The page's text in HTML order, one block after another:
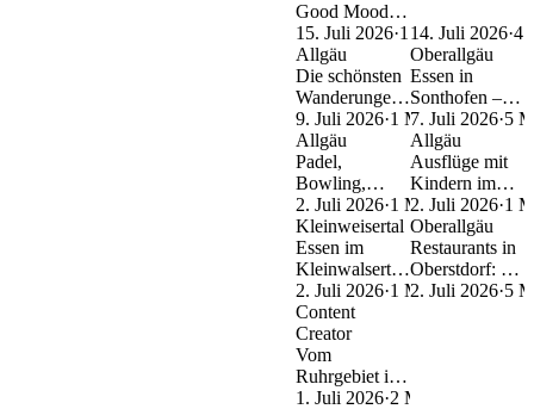
Gipfelglück
mit Bella
Good Mood –
Die besten
Kulinarik-
Spots im
Allgäu mit
Lisa vom
Allgäu
Foodguide
15. Juli 2026·1 Min.
Ziele vom
Bergbaudorf
bis zur
Brennerei
14. Juli 2026·4
Allgäu
Die schönsten
Wanderungen
im Allgäu:
Touren für
jeden
Geschmack
9. Juli 2026·1 Min.
Oberallgäu
Essen in
Sonthofen –
Restaurants,
Biergarten &
Cafés im
Überblick
7. Juli 2026·5
Allgäu
Padel,
Bowling,
Escape Room
& Co.: Die
besten Freizeit-
Spots im
Allgäu
2. Juli 2026·1 Min.
Allgäu
Ausflüge mit
Kindern im
Allgäu:
Erlebnisparks
&
Familienspaß
2. Juli 2026·1
Kleinweisertal
Essen im
Kleinwalsertal:
Die besten
Restaurants in
Riezlern,
Hirschegg &
Mittelberg
2. Juli 2026·1 Min.
Oberallgäu
Restaurants in
Oberstdorf: 22
Adressen vom
2. Juli 2026·5
Content
Creator
Vom
Ruhrgebiet ins
Allgäu: Jule's
1. Juli 2026·2 Min.